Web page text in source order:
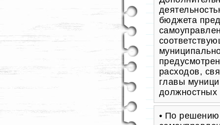
бюджета
расходов,
главы
должностных
• По решению